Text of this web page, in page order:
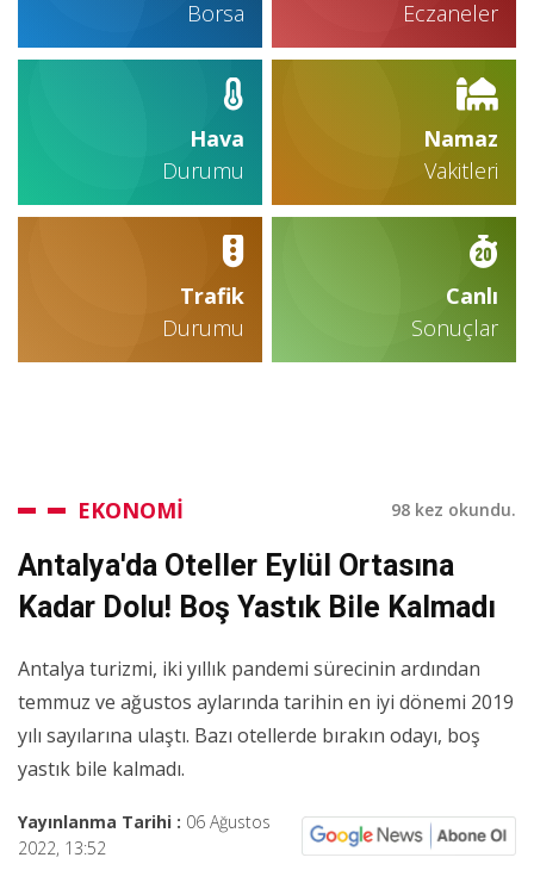
Borsa
Eczaneler
Hava
Durumu
Namaz
Vakitleri
Trafik
Durumu
Canlı
Sonuçlar
EKONOMİ 98 kez okundu.
Antalya'da Oteller Eylül Ortasına
Kadar Dolu! Boş Yastık Bile Kalmadı
Antalya turizmi, iki yıllık pandemi sürecinin ardından
temmuz ve ağustos aylarında tarihin en iyi dönemi 2019
yılı sayılarına ulaştı. Bazı otellerde bırakın odayı, boş
yastık bile kalmadı.
Yayınlanma Tarihi : 06 Ağustos
2022, 13:52